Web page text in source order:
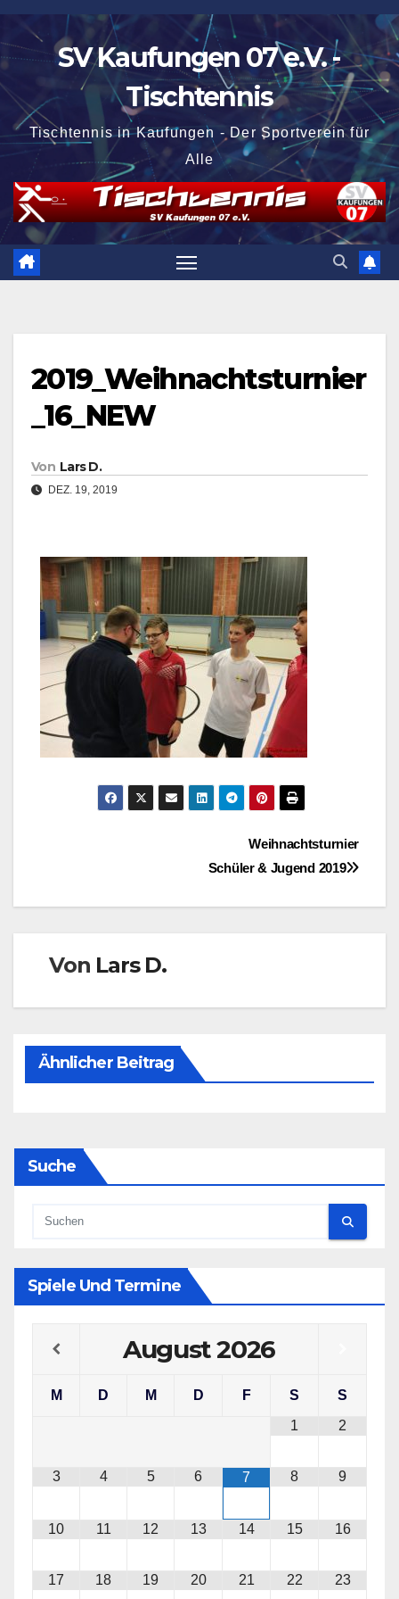
Zum
Inhalt
springen
SV Kaufungen 07 e.V. -
Tischtennis
Tischtennis in Kaufungen - Der Sportverein für
Alle
2019_Weihnachtsturnier
_16_NEW
Von Lars D.
DEZ. 19, 2019
BeitragsnavigationWeihnachtsturnier
Schüler & Jugend 2019
Von Lars D.
Ähnlicher Beitrag
Suche
Spiele Und Termine
August2026
M D M D F S
S
1
2
3 4 5 6 7 8 9
10 11 12 13 14 15 16
17 18 19 20 21 22 23